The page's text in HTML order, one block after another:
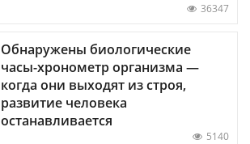
36347
Обнаружены биологические
часы-хронометр организма —
когда они выходят из строя,
развитие человека
останавливается
5140